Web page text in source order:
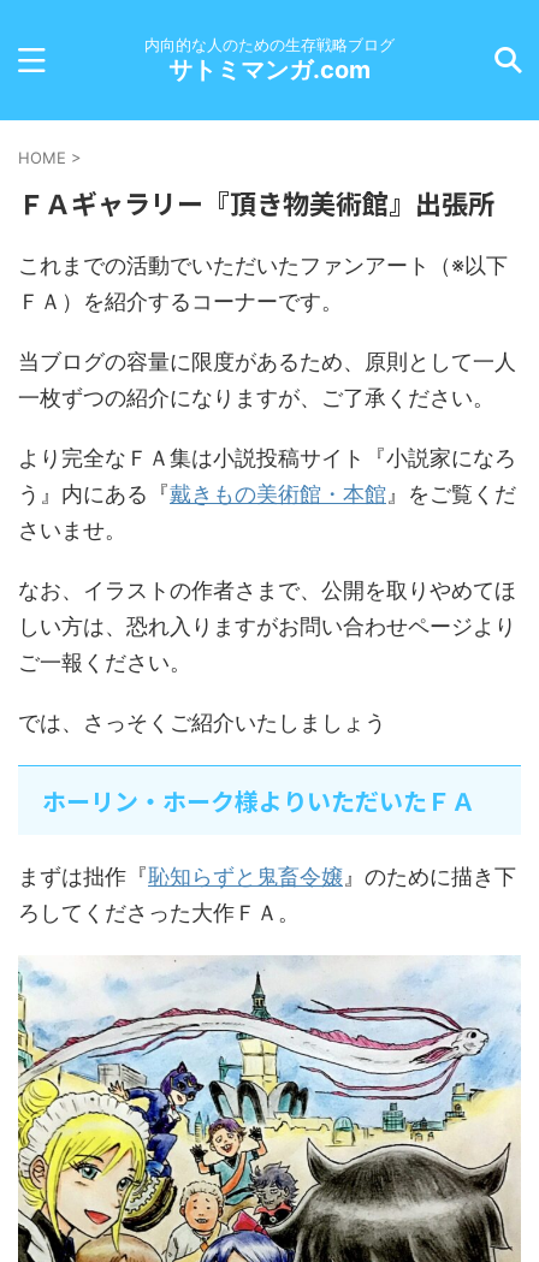
内向的な人のための生存戦略ブログ
サトミマンガ.com
HOME >
ＦＡギャラリー『頂き物美術館』出張所
これまでの活動でいただいたファンアート（※以下
ＦＡ）を紹介するコーナーです。
当ブログの容量に限度があるため、原則として一人
一枚ずつの紹介になりますが、ご了承ください。
より完全なＦＡ集は小説投稿サイト『小説家になろ
う』内にある『戴きもの美術館・本館 』をご覧くだ
さいませ。
なお、イラストの作者さまで、公開を取りやめてほ
しい方は、恐れ入りますがお問い合わせページより
ご一報ください。
では、さっそくご紹介いたしましょう
ホーリン・ホーク様よりいただいたＦＡ
まずは拙作『恥知らずと鬼畜令嬢 』のために描き下
ろしてくださった大作ＦＡ。